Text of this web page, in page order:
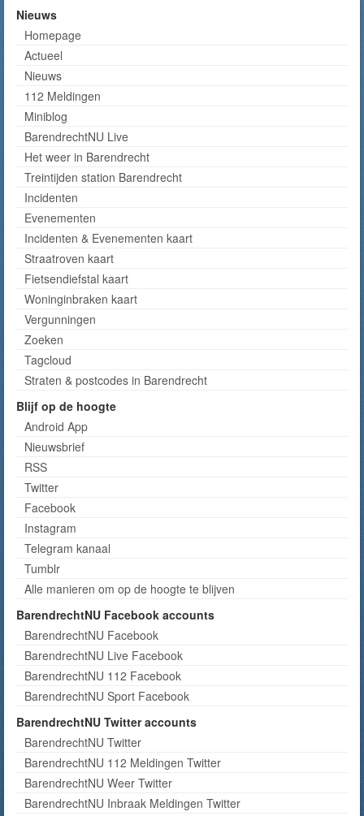
Nieuws
Homepage
Actueel
Nieuws
112 Meldingen
Miniblog
BarendrechtNU Live
Het weer in Barendrecht
Treintijden station Barendrecht
Incidenten
Evenementen
Incidenten & Evenementen kaart
Straatroven kaart
Fietsendiefstal kaart
Woninginbraken kaart
Vergunningen
Zoeken
Tagcloud
Straten & postcodes in Barendrecht
Blijf op de hoogte
Android App
Nieuwsbrief
RSS
Twitter
Facebook
Instagram
Telegram kanaal
Tumblr
Alle manieren om op de hoogte te blijven
BarendrechtNU Facebook accounts
BarendrechtNU Facebook
BarendrechtNU Live Facebook
BarendrechtNU 112 Facebook
BarendrechtNU Sport Facebook
BarendrechtNU Twitter accounts
BarendrechtNU Twitter
BarendrechtNU 112 Meldingen Twitter
BarendrechtNU Weer Twitter
BarendrechtNU Inbraak Meldingen Twitter